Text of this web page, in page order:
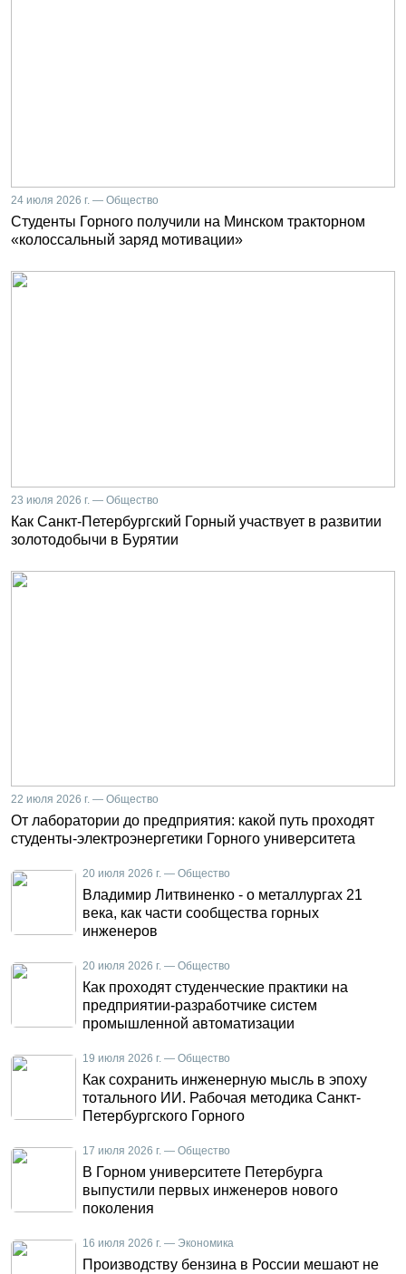
24 июля 2026 г. — Общество
Студенты Горного получили на Минском тракторном
«колоссальный заряд мотивации»
23 июля 2026 г. — Общество
Как Санкт-Петербургский Горный участвует в развитии
золотодобычи в Бурятии
22 июля 2026 г. — Общество
От лаборатории до предприятия: какой путь проходят
студенты-электроэнергетики Горного университета
20 июля 2026 г. — Общество
Владимир Литвиненко - о металлургах 21
века, как части сообщества горных
инженеров
20 июля 2026 г. — Общество
Как проходят студенческие практики на
предприятии-разработчике систем
промышленной автоматизации
19 июля 2026 г. — Общество
Как сохранить инженерную мысль в эпоху
тотального ИИ. Рабочая методика Санкт-
Петербургского Горного
17 июля 2026 г. — Общество
В Горном университете Петербурга
выпустили первых инженеров нового
поколения
16 июля 2026 г. — Экономика
Производству бензина в России мешают не